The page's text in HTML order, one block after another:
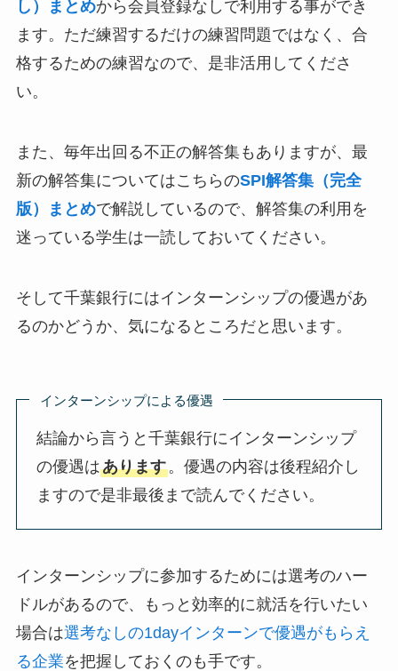
し）まとめから会員登録なしで利用する事ができ
ます。ただ練習するだけの練習問題ではなく、合
格するための練習なので、是非活用してくださ
い。
また、毎年出回る不正の解答集もありますが、最
新の解答集についてはこちらのSPI解答集（完全
版）まとめで解説しているので、解答集の利用を
迷っている学生は一読しておいてください。
そして千葉銀行にはインターンシップの優遇があ
るのかどうか、気になるところだと思います。
インターンシップによる優遇
結論から言うと千葉銀行にインターンシップ
の優遇はあります。優遇の内容は後程紹介し
ますので是非最後まで読んでください。
インターンシップに参加するためには選考のハー
ドルがあるので、もっと効率的に就活を行いたい
場合は選考なしの1dayインターンで優遇がもらえ
る企業を把握しておくのも手です。